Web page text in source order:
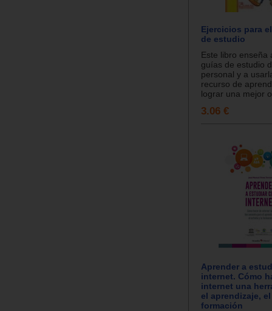
Ejercicios para
de estudio
Este libro enseña
guías de estudio
personal y a
recurso de
lograr una mejor
3.06 €
Aprender a
internet. Cómo
internet una
el aprendizaje,
formación